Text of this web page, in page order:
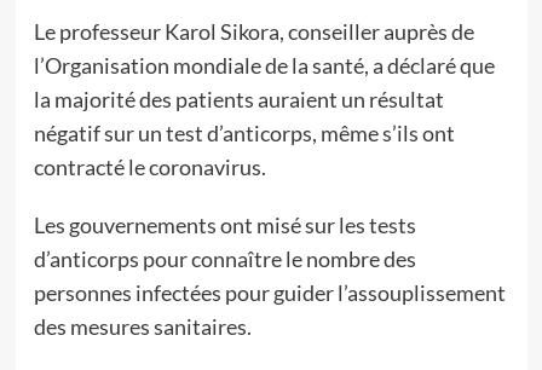
Le professeur Karol Sikora, conseiller auprès de
l’Organisation mondiale de la santé, a déclaré que
la majorité des patients auraient un résultat
négatif sur un test d’anticorps, même s’ils ont
contracté le coronavirus.
Les gouvernements ont misé sur les tests
d’anticorps pour connaître le nombre des
personnes infectées pour guider l’assouplissement
des mesures sanitaires.